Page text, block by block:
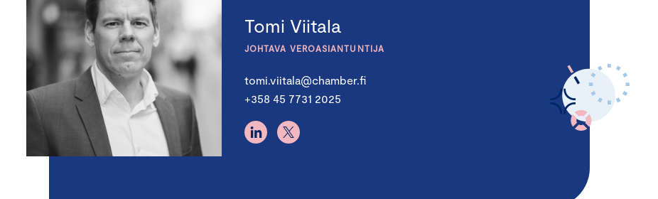
Tomi Viitala
JOHTAVA VEROASIANTUNTIJA
tomi.viitala@chamber.fi
+358 45 7731 2025